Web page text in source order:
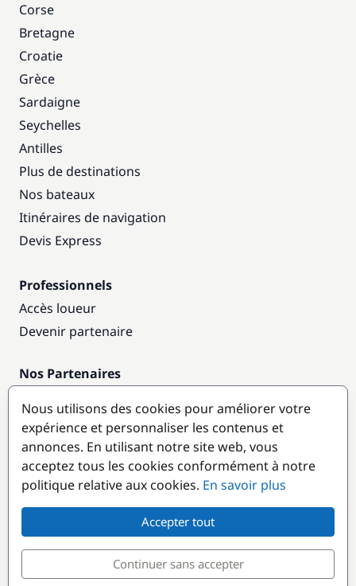
Corse
Bretagne
Croatie
Grèce
Sardaigne
Seychelles
Antilles
Plus de destinations
Nos bateaux
Itinéraires de navigation
Devis Express
Professionnels
Accès loueur
Devenir partenaire
Nos Partenaires
Destinations populaires
© GlobeSailor Croisières & Location de bateaux depuis
Nous utilisons des cookies pour améliorer votre
expérience et personnaliser les contenus et
annonces. En utilisant notre site web, vous
acceptez tous les cookies conformément à notre
politique relative aux cookies. En savoir plus
Accepter tout
Continuer sans accepter